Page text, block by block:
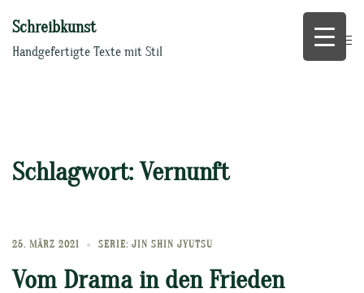
Inhalt
springen
Schreibkunst
Handgefertigte Texte mit Stil
Schlagwort:Vernunft
25. MÄRZ 2021 SERIE: JIN SHIN JYUTSU
Vom Drama in den Frieden